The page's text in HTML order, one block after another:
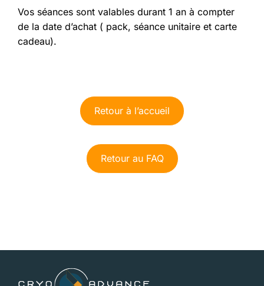
Vos séances sont valables durant 1 an à compter
de la date d’achat ( pack, séance unitaire et carte
cadeau).
Retour à l’accueil
Retour au FAQ